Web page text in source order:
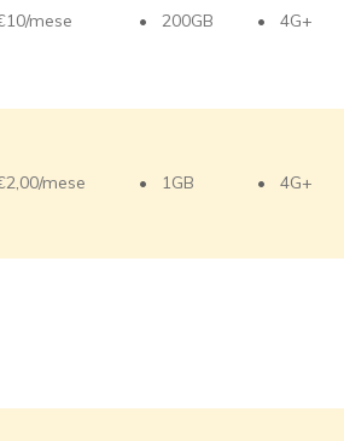
mese 200GB 4G+
mese 1GB 4G+